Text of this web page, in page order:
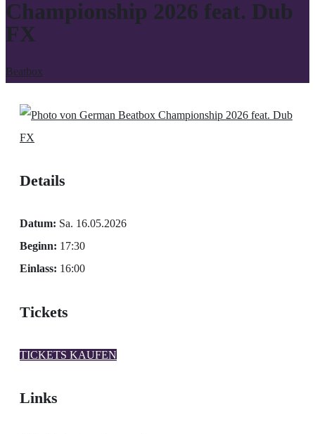
Championship 2026 feat. Dub
FX
Beatbox
Details
Datum: Sa. 16.05.2026
Beginn: 17:30
Einlass: 16:00
Tickets
TICKETS KAUFEN
Links